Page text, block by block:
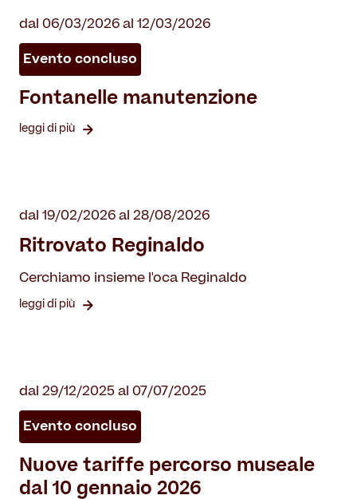
dal 06/03/2026 al 12/03/2026
Evento concluso
Fontanelle manutenzione
leggi di più
dal 19/02/2026 al 28/08/2026
Ritrovato Reginaldo
Cerchiamo insieme l'oca Reginaldo
leggi di più
dal 29/12/2025 al 07/07/2025
Evento concluso
Nuove tariffe percorso museale
dal 10 gennaio 2026